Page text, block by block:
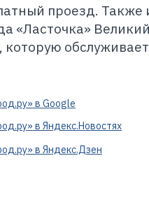
проезд.
«Ласточка»
которую
в Google
в Яндекс.Новостях
в Яндекс.Дзен